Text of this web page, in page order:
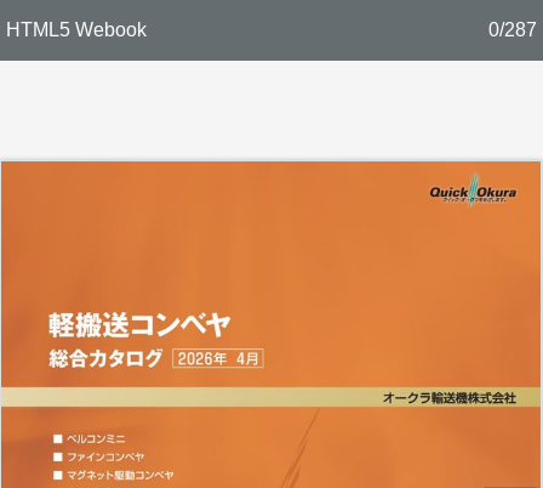
HTML5 Webook 0/287